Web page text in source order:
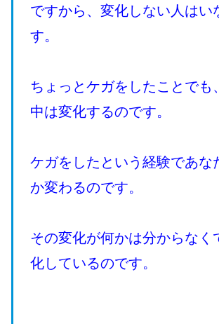
ですから、変化しない人はい
す。
ちょっとケガをしたことでも
中は変化するのです。
ケガをしたという経験であな
か変わるのです。
その変化が何かは分からなく
化しているのです。